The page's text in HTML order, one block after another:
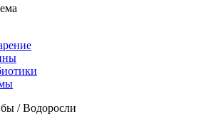
/ Водоросли